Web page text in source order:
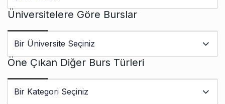
Üniversitelere Göre Burslar
Öne Çıkan Diğer Burs Türleri